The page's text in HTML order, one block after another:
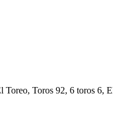
Toreo, Toros 92, 6 toros 6,